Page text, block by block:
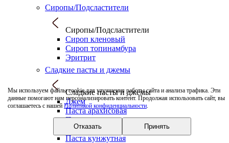
Мы используем файлы cookie для улучшения работы сайта и анализа трафика. Эти
данные помогают нам персонализировать контент. Продолжая использовать сайт, вы
соглашаетесь с нашей Политикой конфиденциальности.
Отказать Принять
Сиропы/Подсластители
Сиропы/Подсластители
Сироп кленовый
Сироп топинамбура
Эритрит
Сладкие пасты и джемы
Сладкие пасты и джемы
Джем
Паста арахисовая
Паста кешью
Паста кокосовая
Паста кунжутная